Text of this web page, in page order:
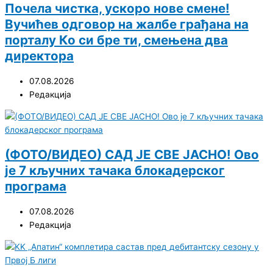
Почела чистка, ускоро нове смене!
Вучићев одговор на жалбе грађана на
порталу Ко си бре ти, смењена два
директора
07.08.2026
Редакција
(ФОТО/ВИДЕО) САД ЈЕ СВЕ ЈАСНО! Ово
је 7 кључних тачака блокадерског
програма
07.08.2026
Редакција